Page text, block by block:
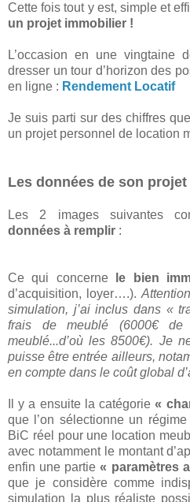
Cette fois tout y est, simple et
un projet immobilier !
L’occasion en une vingtaine
dresser un tour d’horizon des
en ligne : Rendement Locatif
Je suis parti sur des chiffres
un projet personnel de location
Les données de son
Les 2 images suivantes
données à remplir :
Ce qui concerne le bien
d’acquisition, loyer….).
simulation, j’ai inclus dans «
frais de meublé (6000€
meublé...d’où les 8500€). Je
puisse être entrée ailleurs,
en compte dans le coût global
Il y a ensuite la catégorie«
que l’on sélectionne un
BiC réel pour une location
avec notamment le montant
enfin une partie« paramètres
que je considère comme
simulation la plus réaliste